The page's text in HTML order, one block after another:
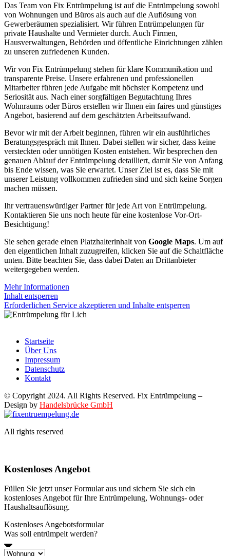
Das Team von Fix Entrümpelung ist auf die Entrümpelung sowohl
von Wohnungen und Büros als auch auf die Auflösung von
Gewerberäumen spezialisiert. Wir führen Entrümpelungen für
private Haushalte und Vermieter durch. Auch Firmen,
Hausverwaltungen, Behörden und öffentliche Einrichtungen zählen
zu unseren zufriedenen Kunden.
Wir von Fix Entrümpelung stehen für klare Kommunikation und
transparente Preise. Unsere erfahrenen und professionellen
Mitarbeiter führen jede Aufgabe mit höchster Kompetenz und
Seriosität aus. Nach einer sorgfältigen Begutachtung Ihres
Wohnraums oder Büros erstellen wir Ihnen ein faires und günstiges
Angebot, basierend auf dem geschätzten Arbeitsaufwand.
Bevor wir mit der Arbeit beginnen, führen wir ein ausführliches
Beratungsgespräch mit Ihnen. Dabei stellen wir sicher, dass keine
versteckten oder unnötigen Kosten entstehen. Wir besprechen den
genauen Ablauf der Entrümpelung detailliert, damit Sie von Anfang
bis Ende wissen, was Sie erwartet. Unser Ziel ist es, dass Sie mit
unserer Leistung vollkommen zufrieden sind und sich keine Sorgen
machen müssen.
Ihr vertrauenswürdiger Partner für jede Art von Entrümpelung.
Kontaktieren Sie uns noch heute für eine kostenlose Vor-Ort-
Besichtigung!
Sie sehen gerade einen Platzhalterinhalt von Google Maps. Um auf
den eigentlichen Inhalt zuzugreifen, klicken Sie auf die Schaltfläche
unten. Bitte beachten Sie, dass dabei Daten an Drittanbieter
weitergegeben werden.
Mehr Informationen
Inhalt entsperren
Erforderlichen Service akzeptieren und Inhalte entsperren
Startseite
Über Uns
Impressum
Datenschutz
Kontakt
© Copyright 2024. All Rights Reserved. Fix Entrümpelung –
Design by Handelsbrücke GmbH
All rights reserved
Kostenloses Angebot
Füllen Sie jetzt unser Formular aus und sichern Sie sich ein
kostenloses Angebot für Ihre Entrümpelung, Wohnungs- oder
Haushaltsauflösung.
Kostenloses Angebotsformular
Was soll entrümpelt werden?